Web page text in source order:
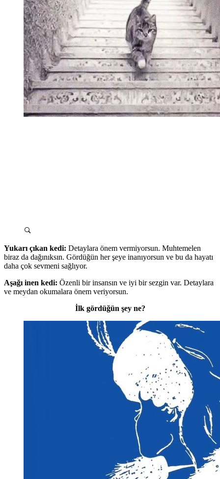
Yukarı çıkan kedi: Detaylara önem vermiyorsun. Muhtemelen
biraz da dağınıksın. Gördüğün her şeye inanıyorsun ve bu da hayatı
daha çok sevmeni sağlıyor.
Aşağı inen kedi: Özenli bir insansın ve iyi bir sezgin var. Detaylara
ve meydan okumalara önem veriyorsun.
İlk gördüğün şey ne?